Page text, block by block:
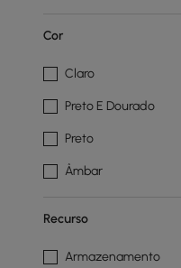
Cor
Claro
Preto E Dourado
Preto
Âmbar
Recurso
Armazenamento